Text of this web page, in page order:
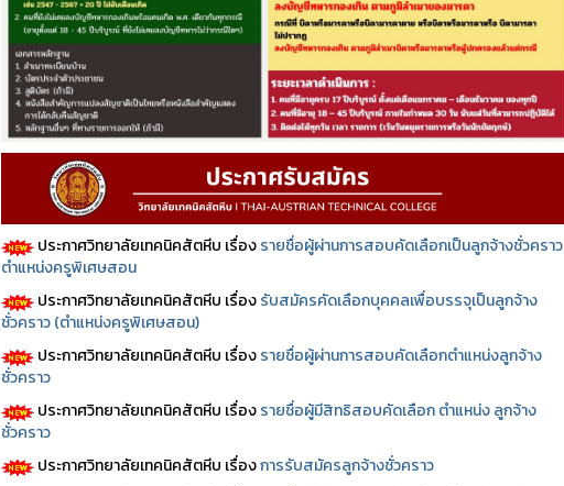
ประกาศวิทยาลัยเทคนิคสัตหีบ เรื่องรายชื่อผู้ผ่านการสอบคัดเลือกเป็นลูกจ้างชั่วคราว
ตำแหน่งครูพิเศษสอน
ประกาศวิทยาลัยเทคนิคสัตหีบ เรื่องรับสมัครคัดเลือกบุคคลเพื่อบรรจุเป็นลูกจ้าง
ชั่วคราว (ตำแหน่งครูพิเศษสอน)
ประกาศวิทยาลัยเทคนิคสัตหีบ เรื่องรายชื่อผู้ผ่านการสอบคัดเลือกตำแหน่งลูกจ้าง
ชั่วคราว
ประกาศวิทยาลัยเทคนิคสัตหีบ เรื่องรายชื่อผู้มีสิทธิสอบคัดเลือก ตำแหน่ง ลูกจ้าง
ชั่วคราว
ประกาศวิทยาลัยเทคนิคสัตหีบ เรื่องการรับสมัครลูกจ้างชั่วคราว